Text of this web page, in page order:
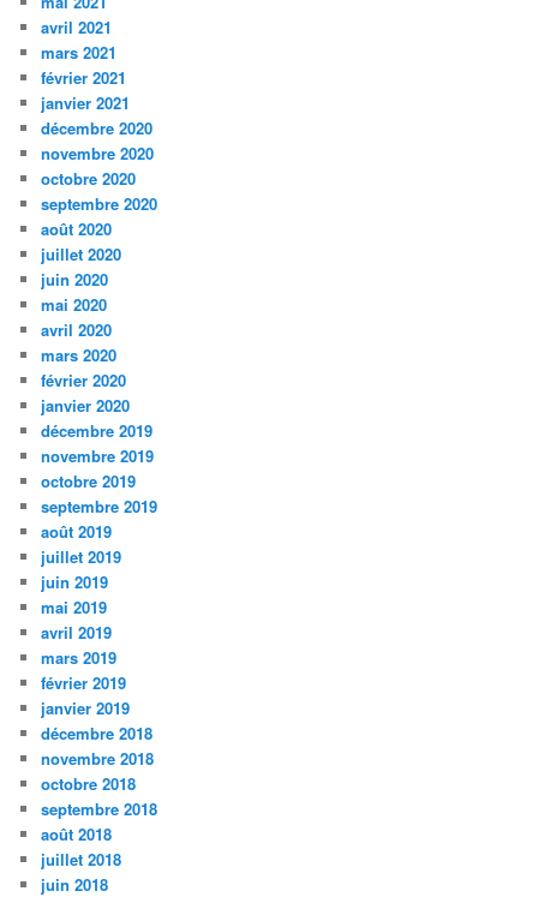
avril 2021
mars 2021
février 2021
janvier 2021
décembre 2020
novembre 2020
octobre 2020
septembre 2020
août 2020
juillet 2020
juin 2020
mai 2020
avril 2020
mars 2020
février 2020
janvier 2020
décembre 2019
novembre 2019
octobre 2019
septembre 2019
août 2019
juillet 2019
juin 2019
mai 2019
avril 2019
mars 2019
février 2019
janvier 2019
décembre 2018
novembre 2018
octobre 2018
septembre 2018
août 2018
juillet 2018
juin 2018